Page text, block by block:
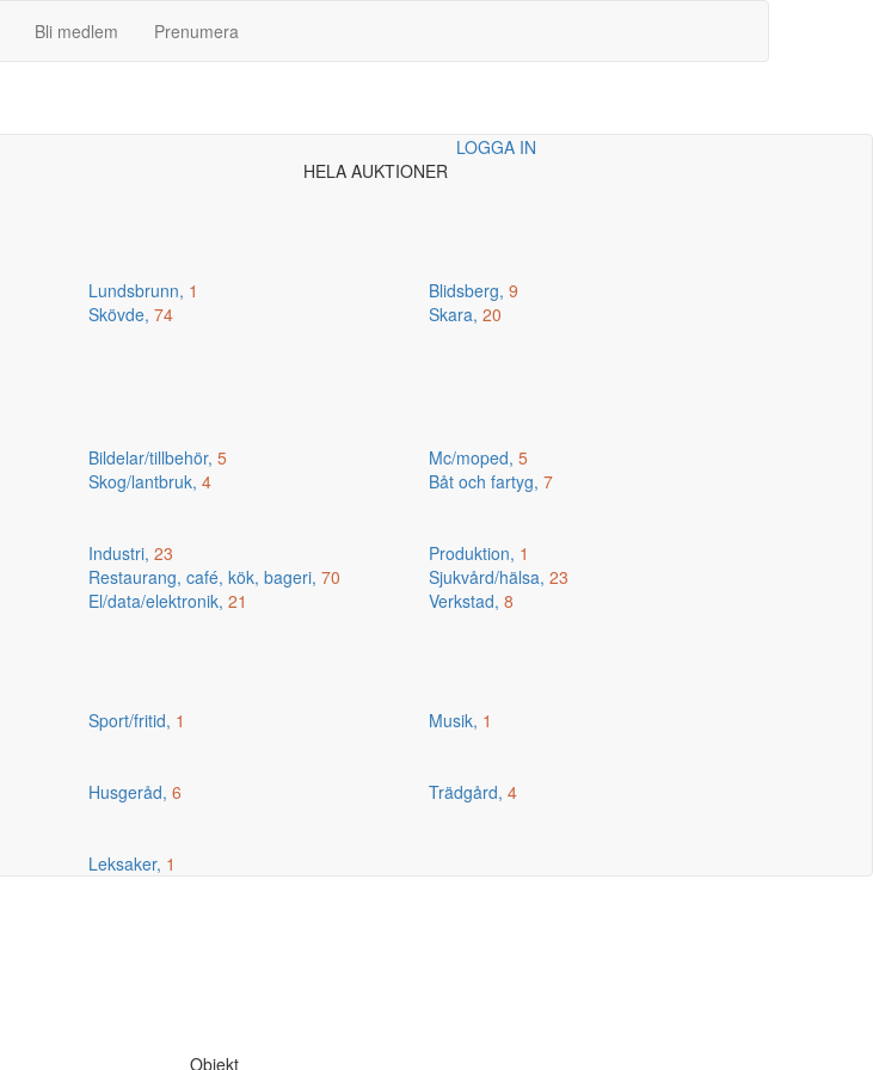
Bli medlem Prenumera
LOGGA IN
HELA AUKTIONER
Lundsbrunn, 1 Blidsberg, 9
Skövde, 74 Skara, 20
Bildelar/tillbehör, 5 Mc/moped, 5
Skog/lantbruk, 4 Båt och fartyg, 7
Industri, 23 Produktion, 1
Restaurang, café, kök, bageri, 70 Sjukvård/hälsa, 23
El/data/elektronik, 21 Verkstad, 8
Sport/fritid, 1 Musik, 1
Husgeråd, 6 Trädgård, 4
Leksaker, 1
Objekt